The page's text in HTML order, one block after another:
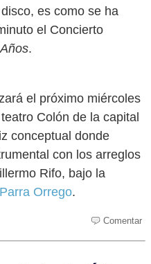
es como se ha
el Concierto
.
el próximo miércoles
Colón de la capital
conceptual donde
con los arreglos
Rifo, bajo la
Orrego.
Comentar